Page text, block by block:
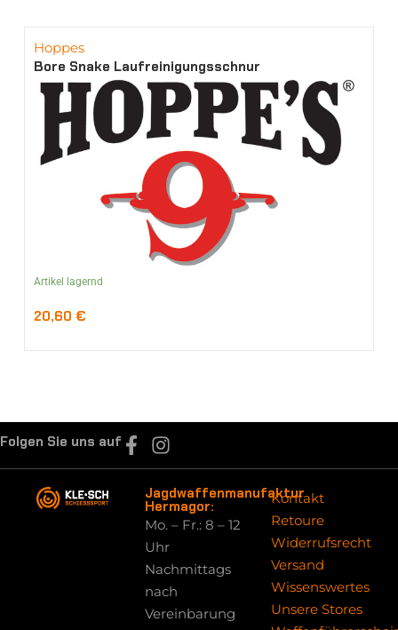
Hoppes
Bore Snake Laufreinigungsschnur
Artikel lagernd
20,60 €
Folgen Sie uns auf
Jagdwaffenmanufaktur
Hermagor:
Mo. – Fr.: 8 – 12
Uhr
Nachmittags
nach
Vereinbarung
Kontakt
Retoure
Widerrufsrecht
Versand
Wissenswertes
Unsere Stores